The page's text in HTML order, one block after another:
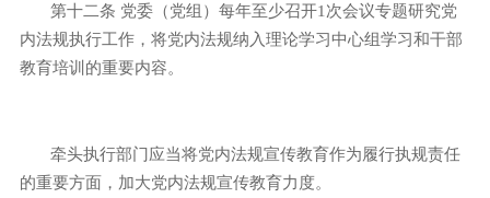
第十二条 党委（党组）每年至少召开1 次会议专题研究党
内法规执行工作，将党内法规纳入理论学习中心组学习和干部
教育培训的重要内容。
牵头执行部门应当将党内法规宣传教育作为履行执规责任
的重要方面，加大党内法规宣传教育力度。